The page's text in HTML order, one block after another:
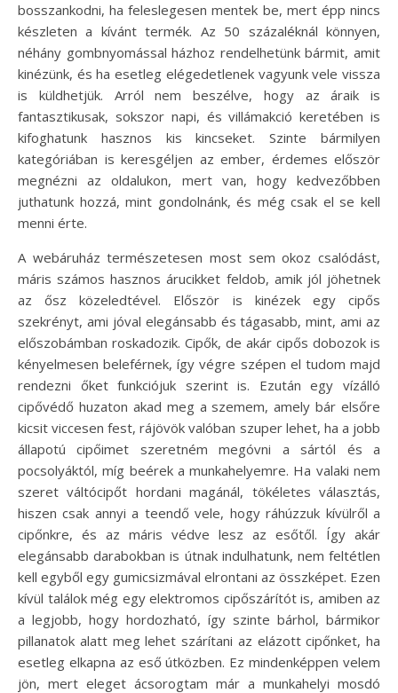
bosszankodni, ha feleslegesen mentek be, mert épp nincs
készleten a kívánt termék. Az 50 százaléknál könnyen,
néhány gombnyomással házhoz rendelhetünk bármit, amit
kinézünk, és ha esetleg elégedetlenek vagyunk vele vissza
is küldhetjük. Arról nem beszélve, hogy az áraik is
fantasztikusak, sokszor napi, és villámakció keretében is
kifoghatunk hasznos kis kincseket. Szinte bármilyen
kategóriában is keresgéljen az ember, érdemes először
megnézni az oldalukon, mert van, hogy kedvezőbben
juthatunk hozzá, mint gondolnánk, és még csak el se kell
menni érte.
A webáruház természetesen most sem okoz csalódást,
máris számos hasznos árucikket feldob, amik jól jöhetnek
az ősz közeledtével. Először is kinézek egy cipős
szekrényt, ami jóval elegánsabb és tágasabb, mint, ami az
előszobámban roskadozik. Cipők, de akár cipős dobozok is
kényelmesen beleférnek, így végre szépen el tudom majd
rendezni őket funkciójuk szerint is. Ezután egy vízálló
cipővédő huzaton akad meg a szemem, amely bár elsőre
kicsit viccesen fest, rájövök valóban szuper lehet, ha a jobb
állapotú cipőimet szeretném megóvni a sártól és a
pocsolyáktól, míg beérek a munkahelyemre. Ha valaki nem
szeret váltócipőt hordani magánál, tökéletes választás,
hiszen csak annyi a teendő vele, hogy ráhúzzuk kívülről a
cipőnkre, és az máris védve lesz az esőtől. Így akár
elegánsabb darabokban is útnak indulhatunk, nem feltétlen
kell egyből egy gumicsizmával elrontani az összképet. Ezen
kívül találok még egy elektromos cipőszárítót is, amiben az
a legjobb, hogy hordozható, így szinte bárhol, bármikor
pillanatok alatt meg lehet szárítani az elázott cipőnket, ha
esetleg elkapna az eső útközben. Ez mindenképpen velem
jön, mert eleget ácsorogtam már a munkahelyi mosdó